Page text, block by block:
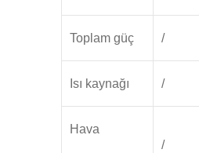
Toplam güç /
Isı kaynağı /
Hava
/